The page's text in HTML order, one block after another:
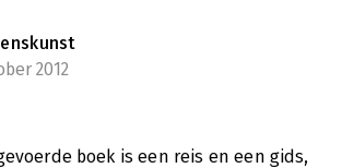
2012
boek is een reis en een gids,